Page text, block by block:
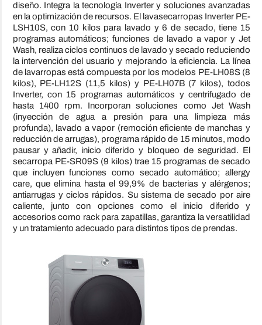
diseño. Integra la tecnología Inverter y soluciones avanzadas
en la optimización de recursos. El lavasecarropas Inverter PE-
LSH10S, con 10 kilos para lavado y 6 de secado, tiene 15
programas automáticos; funciones de lavado a vapor y Jet
Wash, realiza ciclos continuos de lavado y secado reduciendo
la intervención del usuario y mejorando la eficiencia. La línea
de lavarropas está compuesta por los modelos PE-LH08S (8
kilos), PE-LH12S (11,5 kilos) y PE-LH07B (7 kilos), todos
Inverter, con 15 programas automáticos y centrifugado de
hasta 1400 rpm. Incorporan soluciones como Jet Wash
(inyección de agua a presión para una limpieza más
profunda), lavado a vapor (remoción eficiente de manchas y
reducción de arrugas), programa rápido de 15 minutos, modo
pausar y añadir, inicio diferido y bloqueo de seguridad. El
secarropa PE-SR09S (9 kilos) trae 15 programas de secado
que incluyen funciones como secado automático; allergy
care, que elimina hasta el 99,9% de bacterias y alérgenos;
antiarrugas y ciclos rápidos. Su sistema de secado por aire
caliente, junto con opciones como el inicio diferido y
accesorios como rack para zapatillas, garantiza la versatilidad
y un tratamiento adecuado para distintos tipos de prendas.